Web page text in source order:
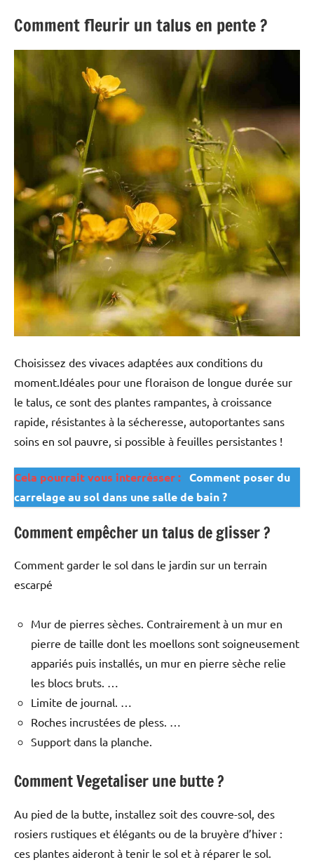
Comment fleurir un talus en pente ?
Choisissez des vivaces adaptées aux conditions du
moment.Idéales pour une floraison de longue durée sur
le talus, ce sont des plantes rampantes, à croissance
rapide, résistantes à la sécheresse, autoportantes sans
soins en sol pauvre, si possible à feuilles persistantes !
Cela pourrait vous interrésser : Comment poser du
carrelage au sol dans une salle de bain ?
Comment empêcher un talus de glisser ?
Comment garder le sol dans le jardin sur un terrain
escarpé
Mur de pierres sèches. Contrairement à un mur en
pierre de taille dont les moellons sont soigneusement
appariés puis installés, un mur en pierre sèche relie
les blocs bruts. …
Limite de journal. …
Roches incrustées de pless. …
Support dans la planche.
Comment Vegetaliser une butte ?
Au pied de la butte, installez soit des couvre-sol, des
rosiers rustiques et élégants ou de la bruyère d’hiver :
ces plantes aideront à tenir le sol et à réparer le sol.